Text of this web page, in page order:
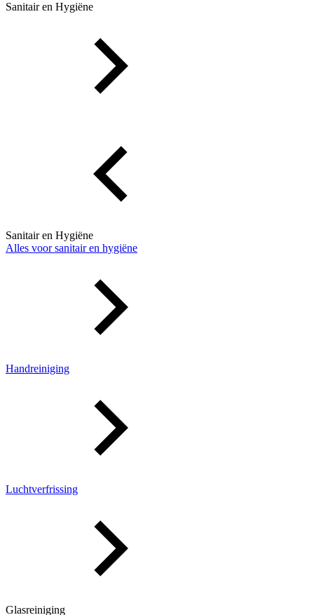
Sanitair en Hygiëne
Sanitair en Hygiëne
Alles voor sanitair en hygiëne
Handreiniging
Luchtverfrissing
Glasreiniging